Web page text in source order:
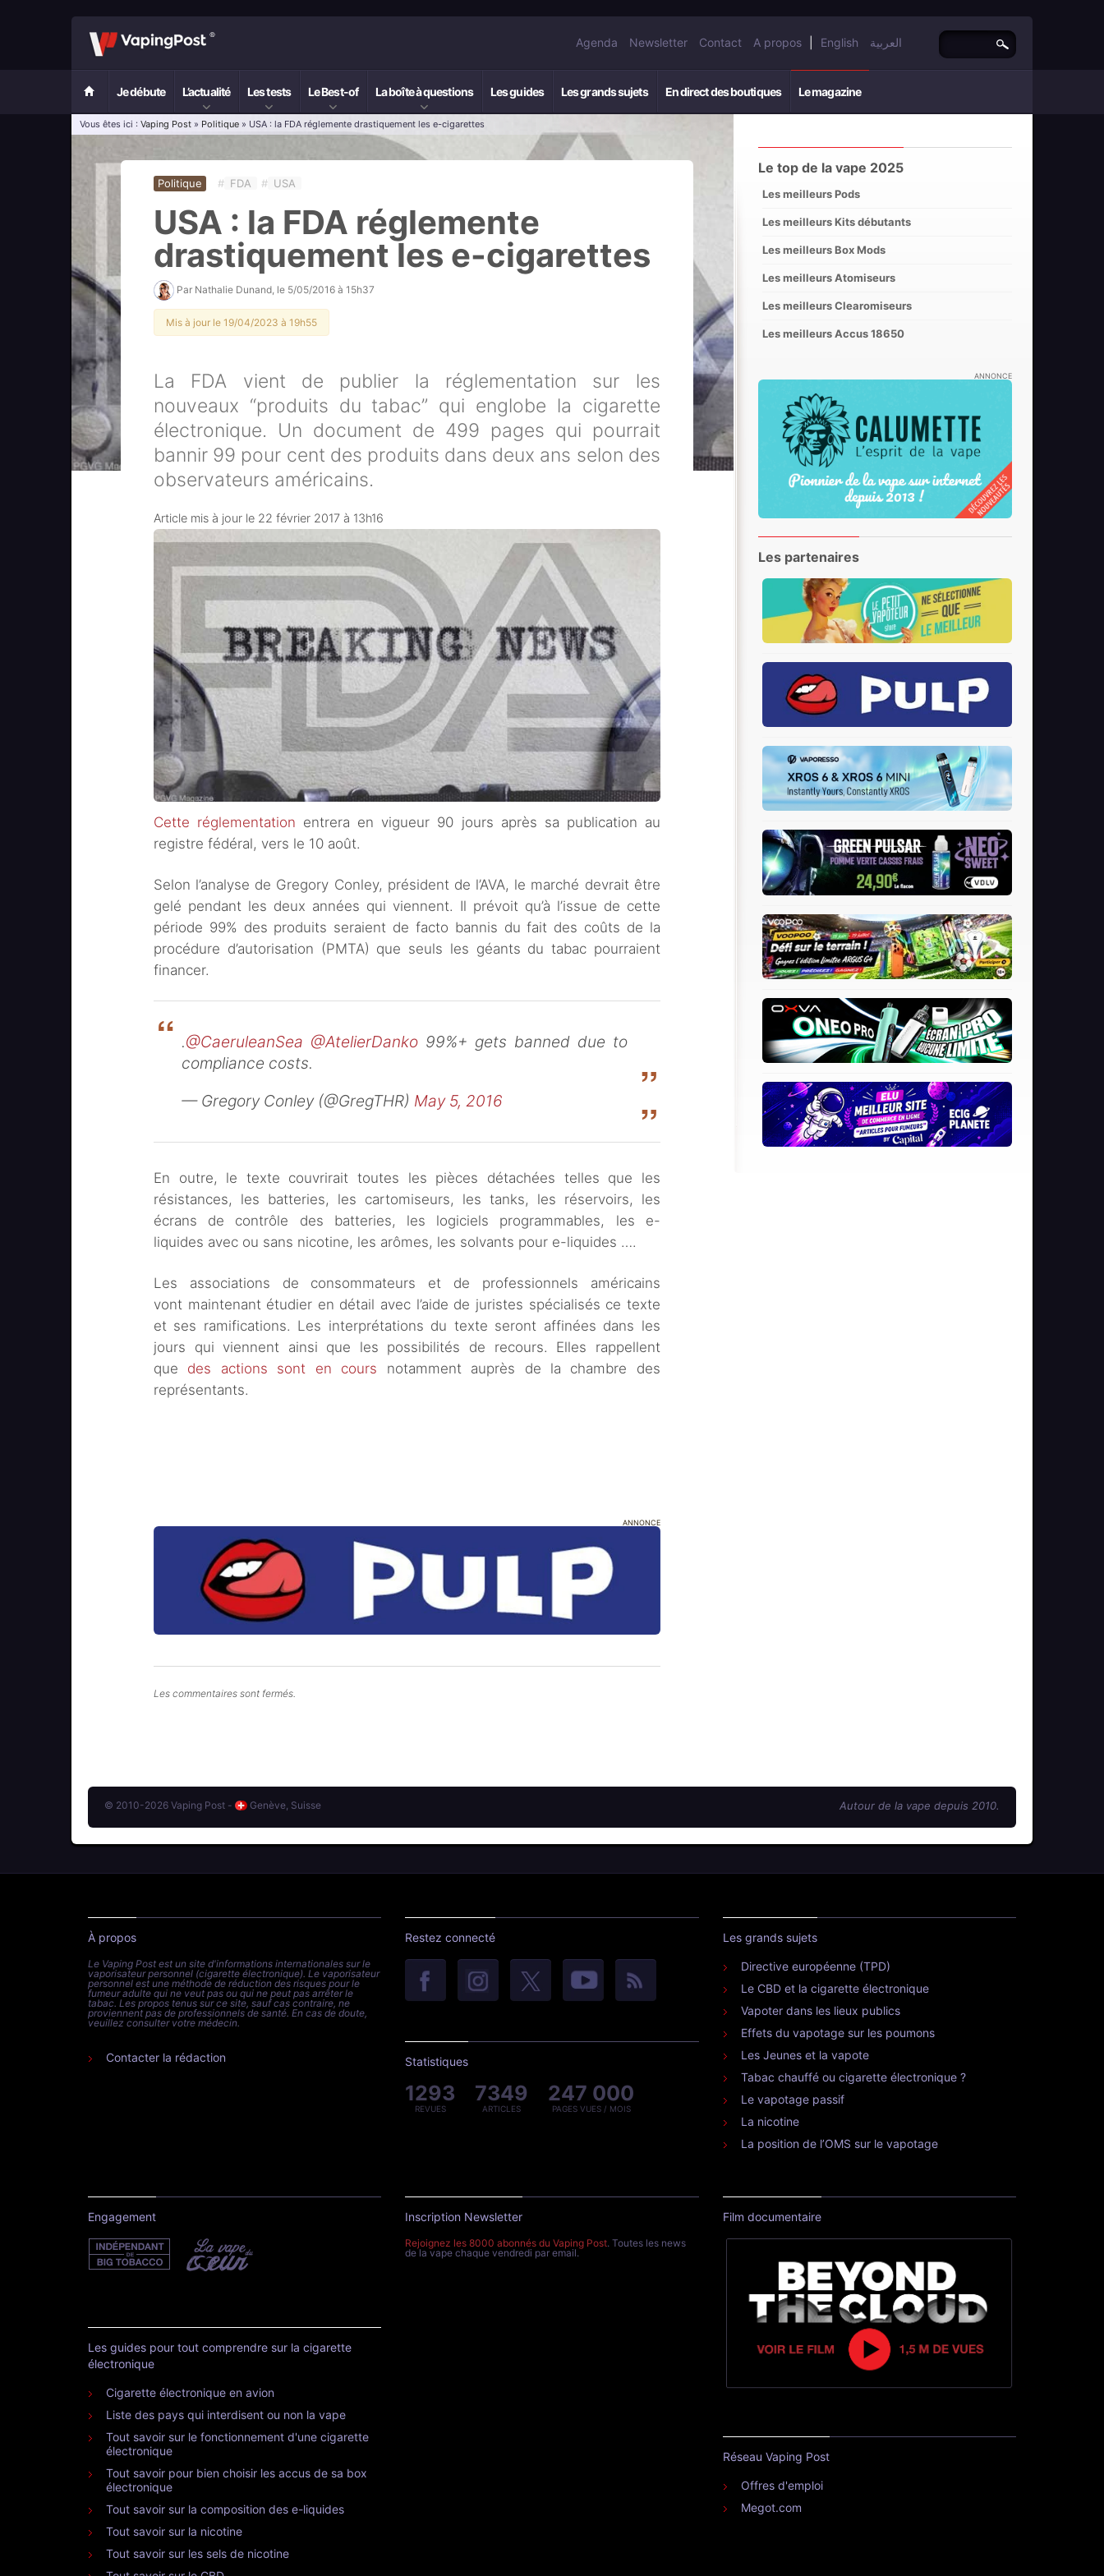
Agenda Newsletter Contact A propos English العربية
Je débute L’actualité Les tests Le Best-of La boîte à questions Les guides Les grands sujets En direct des boutiques Le magazine
Vous êtes ici : Vaping Post » Politique » USA : la FDA réglemente drastiquement les e-cigarettes
Politique # FDA # USA
USA : la FDA réglemente
drastiquement les e-cigarettes
Par Nathalie Dunand , le 5/05/2016 à 15h37
Mis à jour le 19/04/2023 à 19h55
La FDA vient de publier la réglementation sur les
nouveaux “produits du tabac” qui englobe la cigarette
électronique. Un document de 499 pages qui pourrait
bannir 99 pour cent des produits dans deux ans selon des
observateurs américains.
Article mis à jour le 22 février 2017 à 13h16
Cette réglementation entrera en vigueur 90 jours après sa publication au
registre fédéral, vers le 10 août.
Selon l’analyse de Gregory Conley, président de l’AVA, le marché devrait être
gelé pendant les deux années qui viennent. Il prévoit qu’à l’issue de cette
période 99% des produits seraient de facto bannis du fait des coûts de la
procédure d’autorisation (PMTA) que seuls les géants du tabac pourraient
financer.
.@CaeruleanSea @AtelierDanko99%+ gets banned due to
compliance costs.
— Gregory Conley (@GregTHR) May 5, 2016
En outre, le texte couvrirait toutes les pièces détachées telles que les
résistances, les batteries, les cartomiseurs, les tanks, les réservoirs, les
écrans de contrôle des batteries, les logiciels programmables, les e-
liquides avec ou sans nicotine, les arômes, les solvants pour e-liquides ….
Les associations de consommateurs et de professionnels américains
vont maintenant étudier en détail avec l’aide de juristes spécialisés ce texte
et ses ramifications. Les interprétations du texte seront affinées dans les
jours qui viennent ainsi que les possibilités de recours. Elles rappellent
que des actions sont en cours notamment auprès de la chambre des
représentants.
ANNONCE
Les commentaires sont fermés.
Le top de la vape 2025
Les meilleurs Pods
Les meilleurs Kits débutants
Les meilleurs Box Mods
Les meilleurs Atomiseurs
Les meilleurs Clearomiseurs
Les meilleurs Accus 18650
ANNONCE
Les partenaires
© 2010-2026 Vaping Post - Genève, Suisse Autour de la vape depuis 2010.
À propos
Le Vaping Post est un site d'informations internationales sur le
vaporisateur personnel (cigarette électronique). Le vaporisateur
personnel est une méthode de réduction des risques pour le
fumeur adulte qui ne veut pas ou qui ne peut pas arrêter le
tabac. Les propos tenus sur ce site, sauf cas contraire, ne
proviennent pas de professionnels de santé. En cas de doute,
veuillez consulter votre médecin.
Contacter la rédaction
Restez connecté
Statistiques
1293
REVUES
7349
ARTICLES
247 000
PAGES VUES / MOIS
Les grands sujets
Directive européenne (TPD)
Le CBD et la cigarette électronique
Vapoter dans les lieux publics
Effets du vapotage sur les poumons
Les Jeunes et la vapote
Tabac chauffé ou cigarette électronique ?
Le vapotage passif
La nicotine
La position de l’OMS sur le vapotage
Engagement
Les guides pour tout comprendre sur la cigarette
électronique
Cigarette électronique en avion
Liste des pays qui interdisent ou non la vape
Tout savoir sur le fonctionnement d'une cigarette
électronique
Tout savoir pour bien choisir les accus de sa box
électronique
Tout savoir sur la composition des e-liquides
Tout savoir sur la nicotine
Tout savoir sur les sels de nicotine
Inscription Newsletter
Rejoignez les 8000 abonnés du Vaping Post. Toutes les news
de la vape chaque vendredi par email.
Film documentaire
Réseau Vaping Post
Offres d'emploi
Megot.com